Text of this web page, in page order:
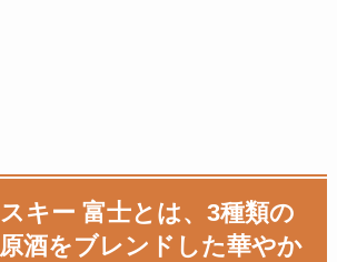
キー 富士とは、3種類の
酒をブレンドした華やか